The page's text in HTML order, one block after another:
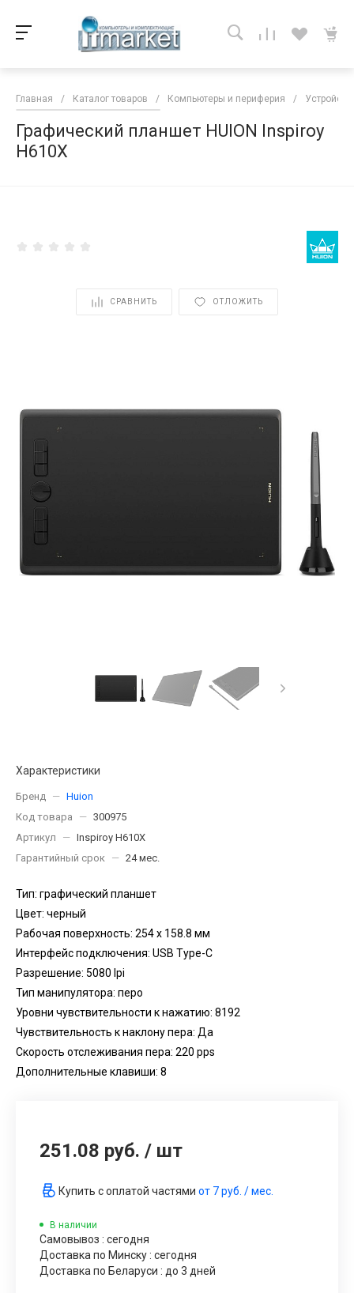
Главная / Каталог товаров / Компьютеры и периферия /
Графический планшет HUION Inspiroy
H610X
СРАВНИТЬ ОТЛОЖИТЬ
Характеристики
Бренд — Huion
Код товара
— 300975
Артикул
— Inspiroy H610X
Гарантийный срок
— 24 мес.
Тип: графический планшет
Цвет: черный
Рабочая поверхность: 254 x 158.8 мм
Интерфейс подключения: USB Type-C
Разрешение: 5080 lpi
Тип манипулятора: перо
Уровни чувствительности к нажатию: 8192
Чувствительность к наклону пера: Да
Скорость отслеживания пера: 220 pps
Дополнительные клавиши: 8
251.08 руб. / шт
Купить с оплатой частями от 7 руб. / мес.
В наличии
Самовывоз : сегодня
Доставка по Минску : сегодня
Доставка по Беларуси : до 3 дней